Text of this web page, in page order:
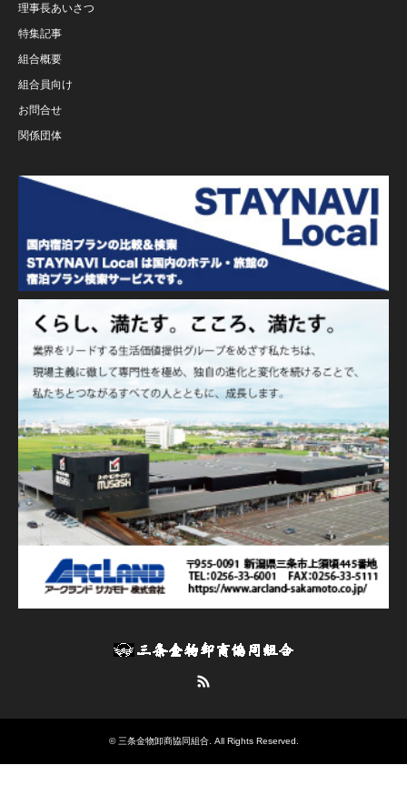
理事長あいさつ
特集記事
組合概要
組合員向け
お問合せ
関係団体
©三条金物卸商協同組合. All Rights Reserved.